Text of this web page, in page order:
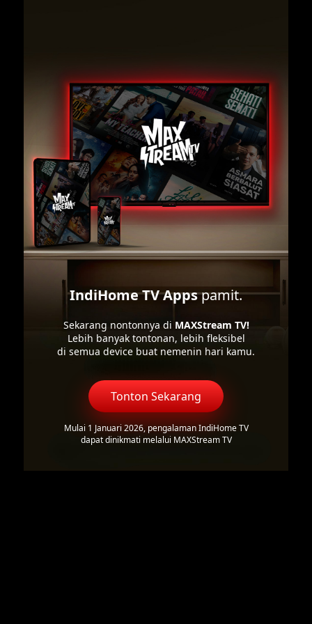
IndiHome TV Appspamit.
Sekarang nontonnya di MAXStream TV!
Lebih banyak tontonan, lebih fleksibel
di semua device buat nemenin hari kamu.
Tonton Sekarang
Mulai 1 Januari 2026, pengalaman IndiHome TV
dapat dinikmati melalui MAXStream TV